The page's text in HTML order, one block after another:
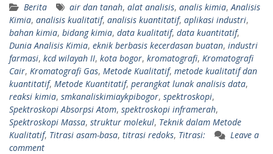
Berita air dan tanah, alat analisis, analis kimia, Analisis
Kimia, analisis kualitatif, analisis kuantitatif, aplikasi industri,
bahan kimia, bidang kimia, data kualitatif, data kuantitatif,
Dunia Analisis Kimia, eknik berbasis kecerdasan buatan, industri
farmasi, kcd wilayah II, kota bogor, kromatografi, Kromatografi
Cair, Kromatografi Gas, Metode Kualitatif, metode kualitatif dan
kuantitatif, Metode Kuantitatif, perangkat lunak analisis data,
reaksi kimia, smkanaliskimiaykpibogor, spektroskopi,
Spektroskopi Absorpsi Atom, spektroskopi inframerah,
Spektroskopi Massa, struktur molekul, Teknik dalam Metode
Kualitatif, Titrasi asam-basa, titrasi redoks, Titrasi:
Leave a
comment